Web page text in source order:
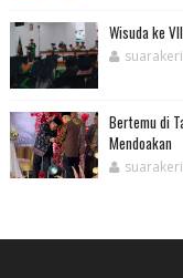
Wisuda ke
Bertemu di
Mendoakan